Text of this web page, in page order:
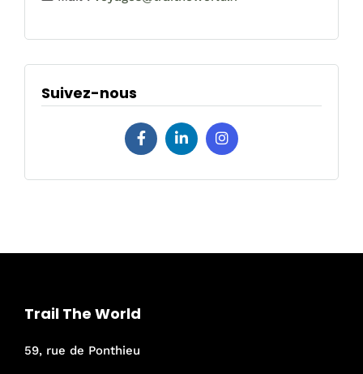
Suivez-nous
Trail The World
59, rue de Ponthieu